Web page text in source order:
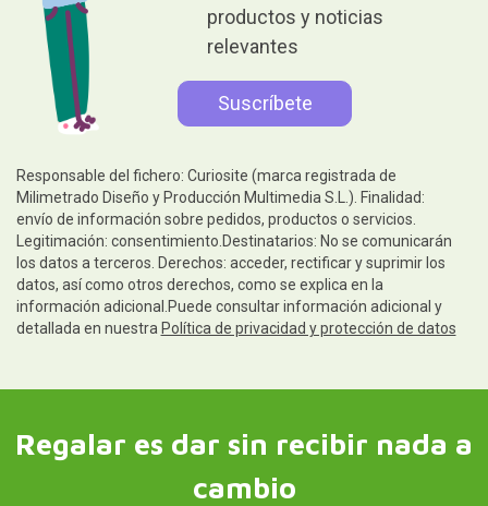
productos y noticias
relevantes
Responsable del fichero: Curiosite (marca registrada de
Milimetrado Diseño y Producción Multimedia S.L.). Finalidad:
envío de información sobre pedidos, productos o servicios.
Legitimación: consentimiento.Destinatarios: No se comunicarán
los datos a terceros. Derechos: acceder, rectificar y suprimir los
datos, así como otros derechos, como se explica en la
información adicional.Puede consultar información adicional y
detallada en nuestra Política de privacidad y protección de datos
Regalar es dar sin recibir nada a
cambio